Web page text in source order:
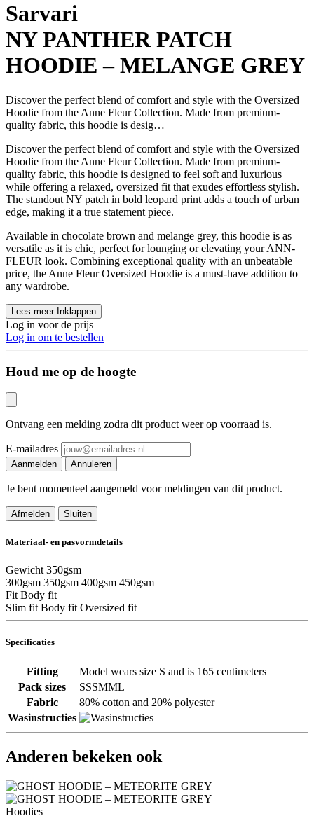
Sarvari
NY PANTHER PATCH
HOODIE – MELANGE GREY
Discover the perfect blend of comfort and style with the Oversized
Hoodie from the Anne Fleur Collection. Made from premium-
quality fabric, this hoodie is desig…
Discover the perfect blend of comfort and style with the Oversized
Hoodie from the Anne Fleur Collection. Made from premium-
quality fabric, this hoodie is designed to feel soft and luxurious
while offering a relaxed, oversized fit that exudes effortless stylish.
The standout NY patch in bold leopard print adds a touch of urban
edge, making it a true statement piece.
Available in chocolate brown and melange grey, this hoodie is as
versatile as it is chic, perfect for lounging or elevating your ANN-
FLEUR look. Combining exceptional quality with an unbeatable
price, the Anne Fleur Oversized Hoodie is a must-have addition to
any wardrobe.
Lees meer Inklappen
Log in voor de prijs
Log in om te bestellen
Houd me op de hoogte
Ontvang een melding zodra dit product weer op voorraad is.
E-mailadres
Aanmelden Annuleren
Je bent momenteel aangemeld voor meldingen van dit product.
Afmelden Sluiten
Materiaal- en pasvormdetails
Gewicht 350gsm
300gsm 350gsm 400gsm 450gsm
Fit Body fit
Slim fit Body fit Oversized fit
Specificaties
Fitting
Model wears size S and is 165 centimeters
Pack sizes
SSSMML
Fabric
80% cotton and 20% polyester
Wasinstructies
Anderen bekeken ook
Hoodies